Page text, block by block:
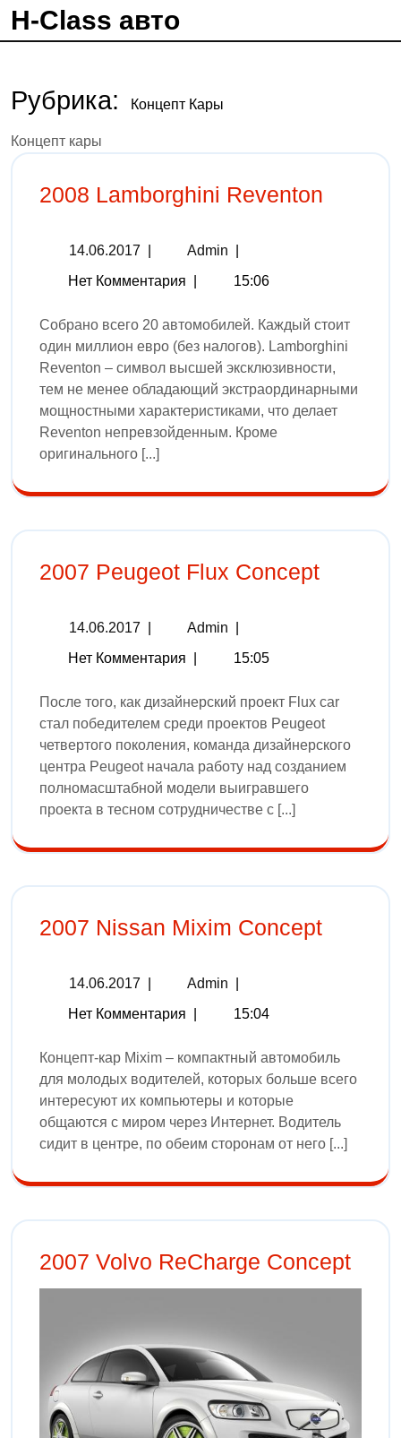
H-Class авто
Рубрика: Концепт Кары
Концепт кары
2008 Lamborghini Reventon
14.06.2017 Admin
Нет Комментария
15:06
Собрано всего 20 автомобилей. Каждый стоит
один миллион евро (без налогов). Lamborghini
Reventon – символ высшей эксклюзивности,
тем не менее обладающий экстраординарными
мощностными характеристиками, что делает
Reventon непревзойденным. Кроме
оригинального [...]
2007 Peugeot Flux Concept
14.06.2017 Admin
Нет Комментария
15:05
После того, как дизайнерский проект Flux car
стал победителем среди проектов Peugeot
четвертого поколения, команда дизайнерского
центра Peugeot начала работу над созданием
полномасштабной модели выигравшего
проекта в тесном сотрудничестве с [...]
2007 Nissan Mixim Concept
14.06.2017 Admin
Нет Комментария
15:04
Концепт-кар Mixim – компактный автомобиль
для молодых водителей, которых больше всего
интересуют их компьютеры и которые
общаются с миром через Интернет. Водитель
сидит в центре, по обеим сторонам от него [...]
2007 Volvo ReCharge Concept